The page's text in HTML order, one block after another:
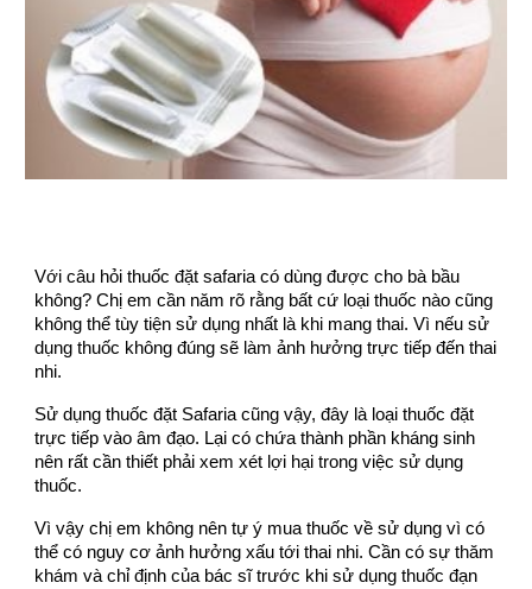
Với câu hỏi thuốc đặt safaria có dùng được cho bà bầu
không? Chị em cần năm rõ rằng bất cứ loại thuốc nào cũng
không thể tùy tiện sử dụng nhất là khi mang thai. Vì nếu sử
dụng thuốc không đúng sẽ làm ảnh hưởng trực tiếp đến thai
nhi.
Sử dụng thuốc đặt Safaria cũng vậy, đây là loại thuốc đặt
trực tiếp vào âm đạo. Lại có chứa thành phần kháng sinh
nên rất cần thiết phải xem xét lợi hại trong việc sử dụng
thuốc.
Vì vậy chị em không nên tự ý mua thuốc về sử dụng vì có
thể có nguy cơ ảnh hưởng xấu tới thai nhi. Cần có sự thăm
khám và chỉ định của bác sĩ trước khi sử dụng thuốc đạn